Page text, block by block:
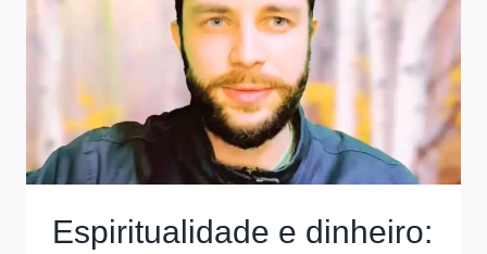
Espiritualidade e dinheiro: